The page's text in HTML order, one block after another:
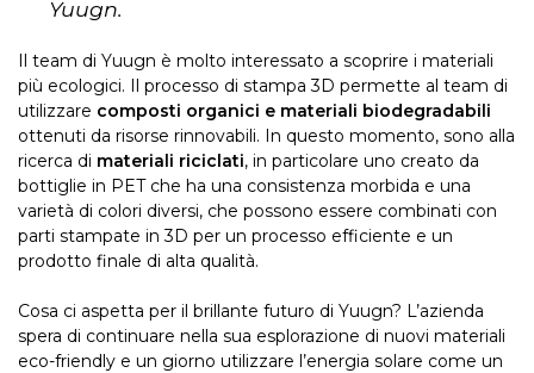
Yuugn.
Il team di Yuugn è molto interessato a scoprire i materiali
più ecologici. Il processo di stampa 3D permette al team di
utilizzare composti organici e materiali biodegradabili
ottenuti da risorse rinnovabili. In questo momento, sono alla
ricerca di materiali riciclati, in particolare uno creato da
bottiglie in PET che ha una consistenza morbida e una
varietà di colori diversi, che possono essere combinati con
parti stampate in 3D per un processo efficiente e un
prodotto finale di alta qualità.
Cosa ci aspetta per il brillante futuro di Yuugn? L’azienda
spera di continuare nella sua esplorazione di nuovi materiali
eco-friendly e un giorno utilizzare l’energia solare come un